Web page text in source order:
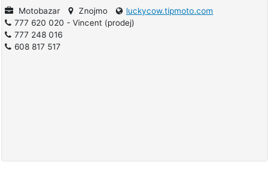
Motobazar Znojmo
luckycow.tipmoto.com
777 620 020 - Vincent (prodej)
777 248 016
608 817 517